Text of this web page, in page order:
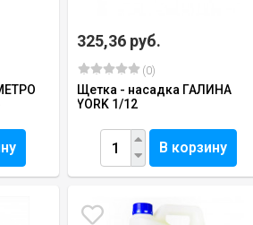
325,36 руб.
(0)
Щетка - насадка ГАЛИНА
YORK 1/12
В корзину